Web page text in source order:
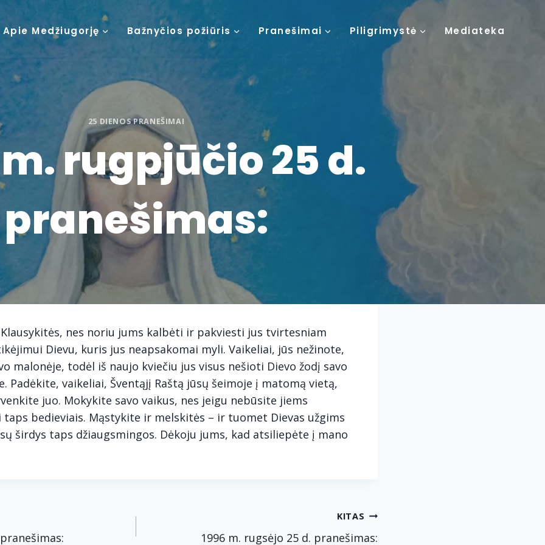
Apie Medžiugorję Bažnyčios požiūris Pranešimai Piligrimystė Mediateka
25 DIENOS PRANEŠIMAI
m. rugpjūčio 25 d.
pranešimas:
Klausykitės, nes noriu jums kalbėti ir pakviesti jus tvirtesniam
Dievu, kuris jus neapsakomai myli. Vaikeliai, jūs nežinote,
malonėje, todėl iš naujo kviečiu jus visus nešioti Dievo žodį savo
Padėkite, vaikeliai, Šventąjį Raštą jūsų šeimoje į matomą vietą,
juo. Mokykite savo vaikus, nes jeigu nebūsite jiems
taps bedieviais. Mąstykite ir melskitės – ir tuomet Dievas užgims
širdys taps džiaugsmingos. Dėkoju jums, kad atsiliepėte į mano
KITAS
1996 m. rugsėjo 25 d. pranešimas: